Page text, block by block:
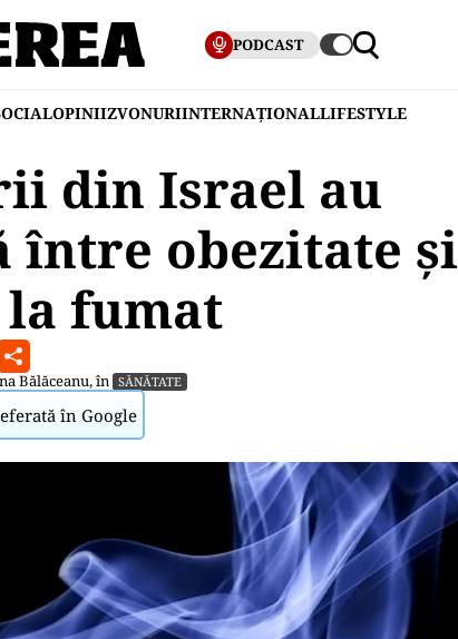
PODCAST
OPINIIZVONURIINTERNAȚIONALLIFESTYLE
din Israel au
între obezitate și
fumat
Bălăceanu, în SĂNĂTATE
în Google